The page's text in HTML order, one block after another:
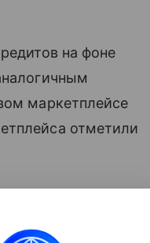
на фоне
маркетплейсе
отметили
кредиты
раза — с 5%